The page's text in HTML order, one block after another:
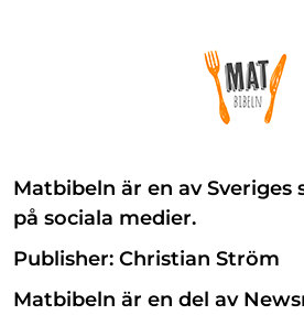
Matbibeln är en av
på sociala medier.
Publisher: Christian Ström
Matbibeln är en del av